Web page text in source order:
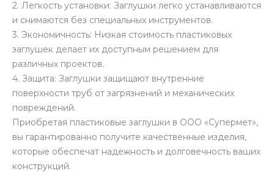
2. Легкость установки: Заглушки легко устанавливаются
и снимаются без специальных инструментов.
3. Экономичность: Низкая стоимость пластиковых
заглушек делает их доступным решением для
различных проектов.
4. Защита: Заглушки защищают внутренние
поверхности труб от загрязнений и механических
повреждений.
Приобретая пластиковые заглушки в ООО «Супермет»,
вы гарантированно получите качественные изделия,
которые обеспечат надежность и долговечность ваших
конструкций.